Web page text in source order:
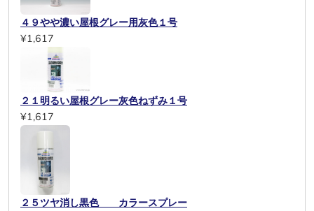
４９やや濃い屋根グレー用灰色１号
¥1,617
２１明るい屋根グレー灰色ねずみ１号
¥1,617
２５ツヤ消し黒色 カラースプレー